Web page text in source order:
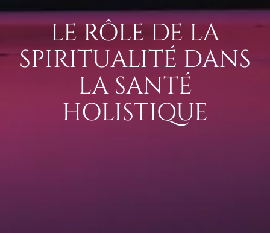
LE RÔLE DE LA
SPIRITUALITÉ DANS
LA SANTÉ
HOLISTIQUE